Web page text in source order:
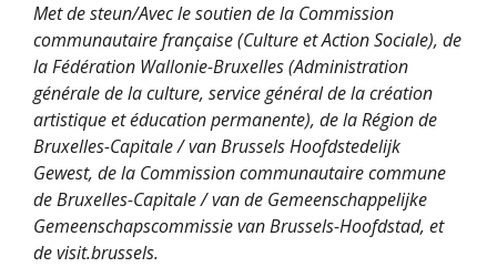
Met de steun/Avec le soutien de la Commission
communautaire française (Culture et Action Sociale), de
la Fédération Wallonie-Bruxelles (Administration
générale de la culture, service général de la création
artistique et éducation permanente), de la Région de
Bruxelles-Capitale / van Brussels Hoofdstedelijk
Gewest, de la Commission communautaire commune
de Bruxelles-Capitale / van de Gemeenschappelijke
Gemeenschapscommissie van Brussels-Hoofdstad, et
de visit.brussels.